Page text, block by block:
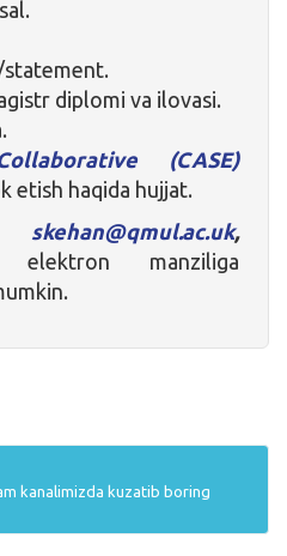
diplomi va ilovasi.
(CASE)
etish haqida hujjat.
skehan@qmul.ac.uk,
manziliga
kanalimizda kuzatib boring